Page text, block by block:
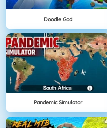
Doodle God
Pandemic Simulator